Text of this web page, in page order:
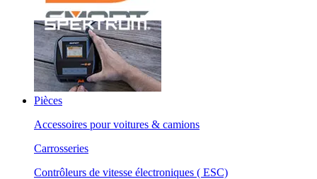
Pièces
Accessoires pour voitures & camions
Carrosseries
Contrôleurs de vitesse électroniques ( ESC)